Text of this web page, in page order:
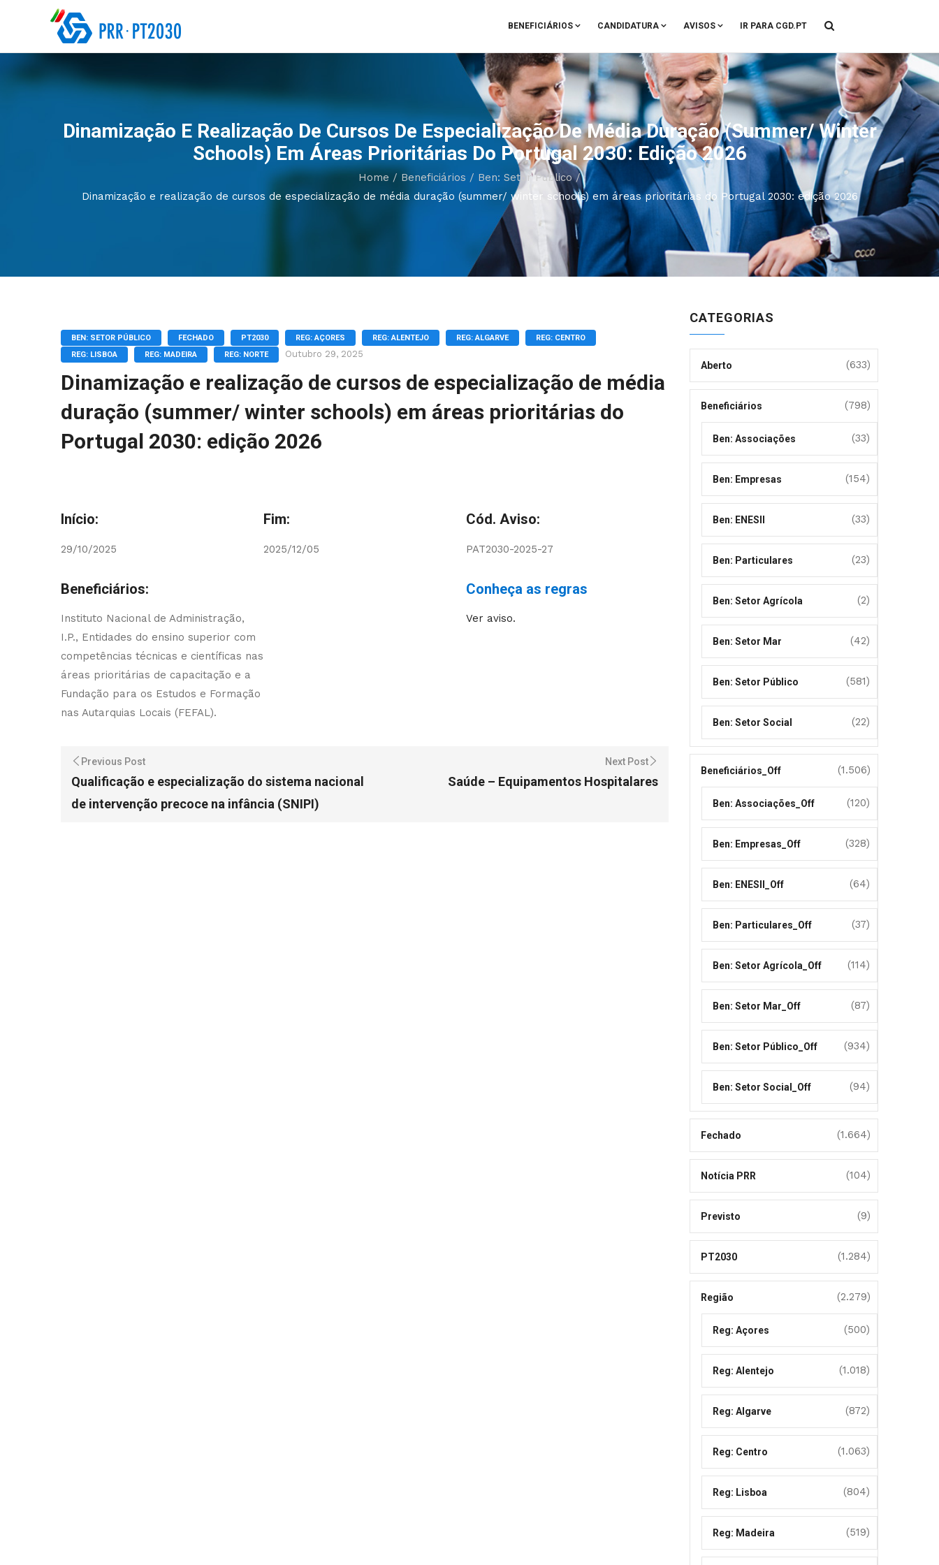
BENEFICIÁRIOS CANDIDATURA AVISOS IR PARA CGD.PT
Dinamização E Realização De Cursos De Especialização De Média Duração (summer/ Winter
Schools) Em Áreas Prioritárias Do Portugal 2030: Edição 2026
Home / Beneficiários / Ben: Setor Público/
Dinamização e realização de cursos de especialização de média duração (summer/ winter schools) em áreas prioritárias do Portugal 2030: edição 2026
BEN: SETOR PÚBLICO FECHADO PT2030 REG: AÇORES REG: ALENTEJO REG: ALGARVE
REG: CENTRO
REG: LISBOA
REG: MADEIRA REG: NORTE Outubro 29, 2025
Dinamização e realização de cursos de especialização de média
duração (summer/ winter schools) em áreas prioritárias do
Portugal 2030: edição 2026
Início:
29/10/2025
Fim:
2025/12/05
Cód. Aviso:
PAT2030-2025-27
Beneficiários:
Instituto Nacional de Administração,
I.P., Entidades do ensino superior com
competências técnicas e científicas nas
áreas prioritárias de capacitação e a
Fundação para os Estudos e Formação
nas Autarquias Locais (FEFAL).
Conheça as regras
Ver aviso.
Previous Post
Qualificação e especialização do sistema nacional
de intervenção precoce na infância (SNIPI)
Next Post
Saúde – Equipamentos Hospitalares
CATEGORIAS
Aberto (633)
Beneficiários (798)
Ben: Associações (33)
Ben: Empresas (154)
Ben: ENESII (33)
Ben: Particulares (23)
Ben: Setor Agrícola (2)
Ben: Setor Mar (42)
Ben: Setor Público (581)
Ben: Setor Social (22)
Beneficiários_Off (1.506)
Ben: Associações_Off (120)
Ben: Empresas_Off (328)
Ben: ENESII_Off (64)
Ben: Particulares_Off (37)
Ben: Setor Agrícola_Off (114)
Ben: Setor Mar_Off (87)
Ben: Setor Público_Off (934)
Ben: Setor Social_Off (94)
Fechado (1.664)
Notícia PRR (104)
Previsto (9)
PT2030 (1.284)
Região (2.279)
Reg: Açores (500)
Reg: Alentejo (1.018)
Reg: Algarve (872)
Reg: Centro (1.063)
Reg: Lisboa (804)
Reg: Madeira (519)